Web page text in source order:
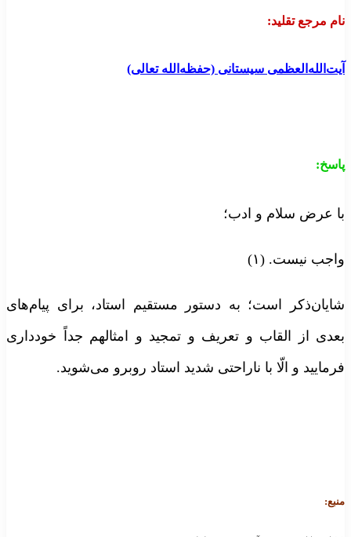
مرجع تقلید:
سیستانی (حفظه‌الله تعالی)
عرض سلام و ادب؛
نیست. (۱)
است؛ به دستور مستقیم استاد، برای پیام‌های
از القاب و تعریف و تمجید و امثالهم جداً خودداری
و الّا با ناراحتی شدید استاد روبرو می‌شوید.